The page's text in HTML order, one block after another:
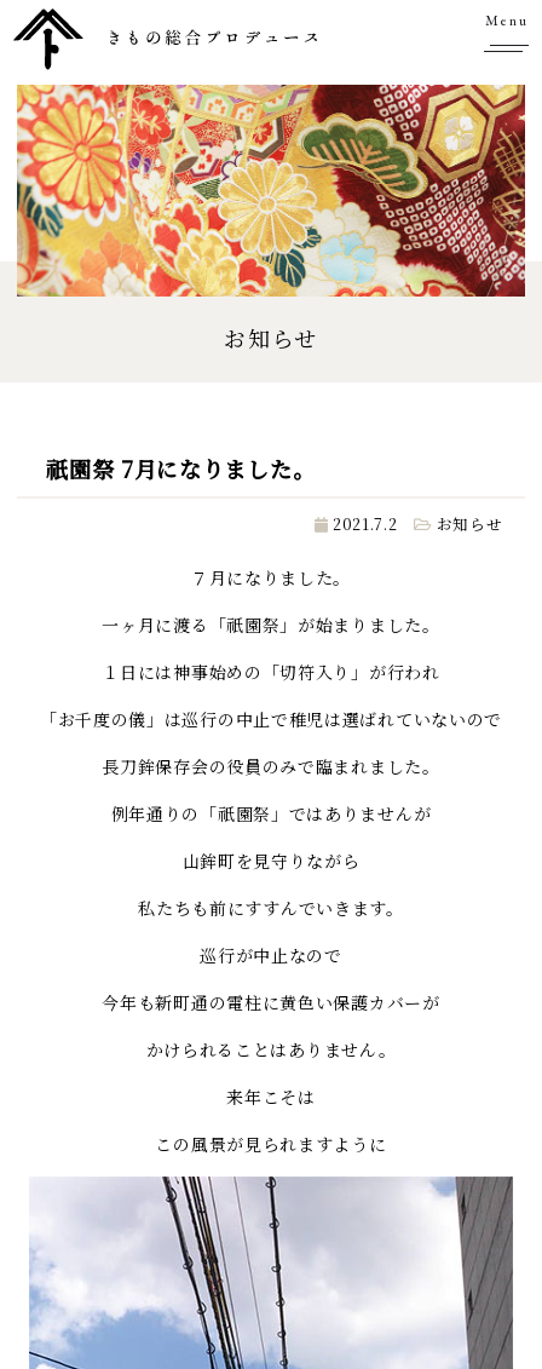
Menu
お知らせ
祇園祭 7月になりました。
2021.7.2 お知らせ
７月になりました。
一ヶ月に渡る「祇園祭」が始まりました。
１日には神事始めの「切符入り」が行われ
「お千度の儀」は巡行の中止で稚児は選ばれていないので
長刀鉾保存会の役員のみで臨まれました。
例年通りの「祇園祭」ではありませんが
山鉾町を見守りながら
私たちも前にすすんでいきます。
巡行が中止なので
今年も新町通の電柱に黄色い保護カバーが
かけられることはありません。
来年こそは
この風景が見られますように